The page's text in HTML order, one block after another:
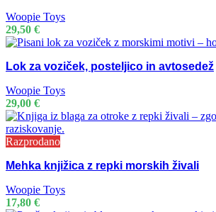
Woopie Toys
29,50 €
Lok za voziček, posteljico in avtosedež
Woopie Toys
29,00 €
Razprodano
Mehka knjižica z repki morskih živali
Woopie Toys
17,80 €